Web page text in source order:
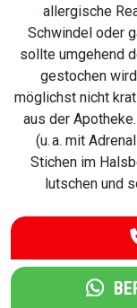
allergische
Schwindel oder
sollte umgehend
gestochen
möglichst nicht
aus der
(u. a. mit
Stichen im
lutschen und